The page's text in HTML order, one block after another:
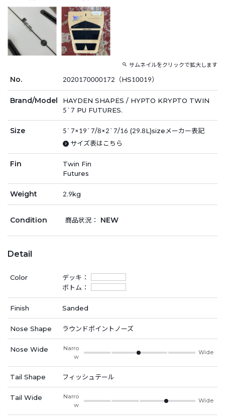
サムネイルをクリックで拡大します
No. 2020170000172（HS10019）
Brand/Model
HAYDEN SHAPES / HYPTO KRYPTO TWIN
5`7 PU FUTURES.
Size
5`7×19`7/8×2`7/16 (29.8L)sizeメーカー表記
サイズ表はこちら
Fin
Twin Fin
Futures
Weight 2.9kg
Condition 商品状況： NEW
Detail
Color
デッキ：
ボトム：
Finish Sanded
Nose Shape ラウンドポイントノーズ
Nose Wide
Narro
w
Wide
Tail Shape フィッシュテール
Tail Wide
Narro
w
Wide